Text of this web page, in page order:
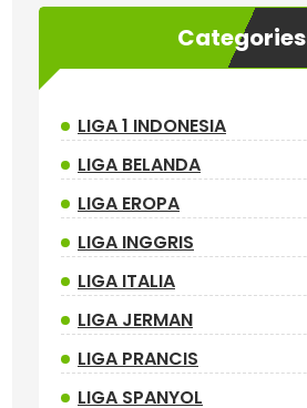
Categories
LIGA 1 INDONESIA
LIGA BELANDA
LIGA EROPA
LIGA INGGRIS
LIGA ITALIA
LIGA JERMAN
LIGA PRANCIS
LIGA SPANYOL